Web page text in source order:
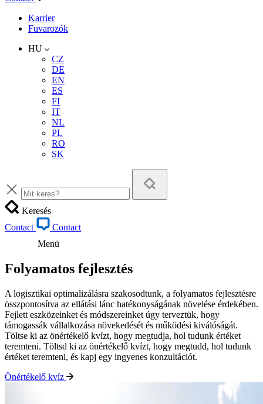
Karrier
Fuvarozók
HU
CZ
DE
EN
ES
FI
IT
NL
PL
RO
SK
Keresés
Contact
Contact
Menü
Folyamatos fejlesztés
A logisztikai optimalizálásra szakosodtunk, a folyamatos fejlesztésre
összpontosítva az ellátási lánc hatékonyságának növelése érdekében.
Fejlett eszközeinket és módszereinket úgy terveztük, hogy
támogassák vállalkozása növekedését és működési kiválóságát.
Töltse ki az önértékelő kvízt, hogy megtudja, hol tudunk értéket
teremteni. Töltsd ki az önértékelő kvízt, hogy megtudd, hol tudunk
értéket teremteni, és kapj egy ingyenes konzultációt.
Önértékelő kvíz